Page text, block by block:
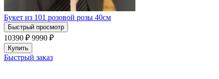
Букет из 101 розовой розы 40см
Быстрый просмотр
10390 ₽ 9990 ₽
Купить
Быстрый заказ